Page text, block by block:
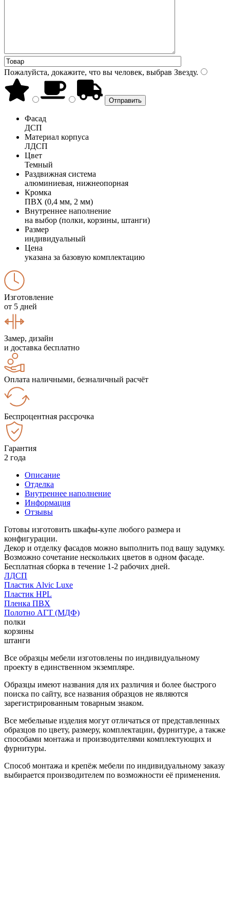
Пожалуйста, докажите, что вы человек, выбрав Звезду.
Фасад
ДСП
Материал корпуса
ЛДСП
Цвет
Темный
Раздвижная система
алюминиевая, нижнеопорная
Кромка
ПВХ (0,4 мм, 2 мм)
Внутреннее наполнение
на выбор (полки, корзины, штанги)
Размер
индивидуальный
Цена
указана за базовую комплектацию
Изготовление
от 5 дней
Замер, дизайн
и доставка бесплатно
Оплата наличными, безналичный расчёт
Беспроцентная рассрочка
Гарантия
2 года
Описание
Отделка
Внутреннее наполнение
Информация
Отзывы
Готовы изготовить шкафы-купе любого размера и
конфигурации.
Декор и отделку фасадов можно выполнить под вашу задумку.
Возможно сочетание нескольких цветов в одном фасаде.
Бесплатная сборка в течение 1-2 рабочих дней.
ЛДСП
Пластик Alvic Luxe
Пластик HPL
Пленка ПВХ
Полотно АГТ (МДФ)
полки
корзины
штанги
Все образцы мебели изготовлены по индивидуальному
проекту в единственном экземпляре.
Образцы имеют названия для их различия и более быстрого
поиска по сайту, все названия образцов не являются
зарегистрированным товарным знаком.
Все мебельные изделия могут отличаться от представленных
образцов по цвету, размеру, комплектации, фурнитуре, а также
способами монтажа и производителями комплектующих и
фурнитуры.
Способ монтажа и крепёж мебели по индивидуальному заказу
выбирается производителем по возможности её применения.